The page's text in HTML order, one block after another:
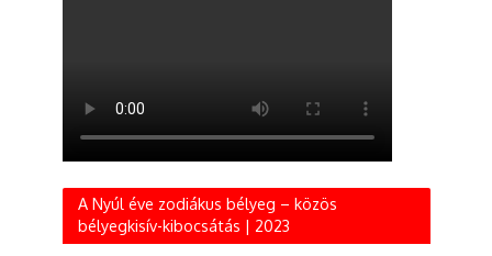
A Nyúl éve zodiákus bélyeg – közös
bélyegkisív-kibocsátás | 2023